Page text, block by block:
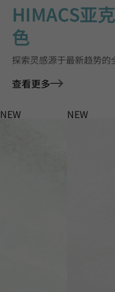
HIMACS亚
色
探索灵感源于最新趋势的
查看更多
NEW NEW